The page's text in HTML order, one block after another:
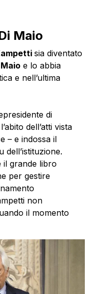
Maio
sia diventato
e lo abbia
e nell’ultima
di
dell’atti vista
– e indossa il
il grande libro
per gestire
non
il momento